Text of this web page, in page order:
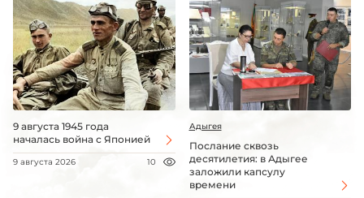
9 августа 1945 года
началась война с Японией
9 августа 2026 10
Адыгея
Послание сквозь
десятилетия: в Адыгее
заложили капсулу
времени